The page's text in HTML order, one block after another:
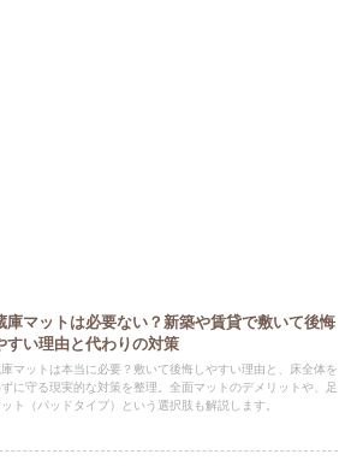
庫マットは必要ない？新築や賃貸で敷いて後悔
すい理由と代わりの対策
マットは本当に必要？敷いて後悔しやすい理由と、床全体を
に守る現実的な対策を整理。全面マットのデメリットや、足
ト（パッドタイプ）という選択肢も解説します。